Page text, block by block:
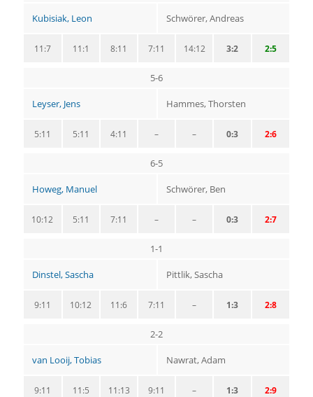
Kubisiak, Leon Schwörer, Andreas
2:5
3:2
14:12
7:11
8:11
11:1
11:7
5-6
Leyser, Jens Hammes, Thorsten
2:6
0:3
–
–
4:11
5:11
5:11
6-5
Howeg, Manuel Schwörer, Ben
2:7
0:3
–
–
7:11
5:11
10:12
1-1
Dinstel, Sascha Pittlik, Sascha
2:8
1:3
–
7:11
11:6
10:12
9:11
2-2
van Looij, Tobias Nawrat, Adam
2:9
1:3
–
9:11
11:13
11:5
9:11